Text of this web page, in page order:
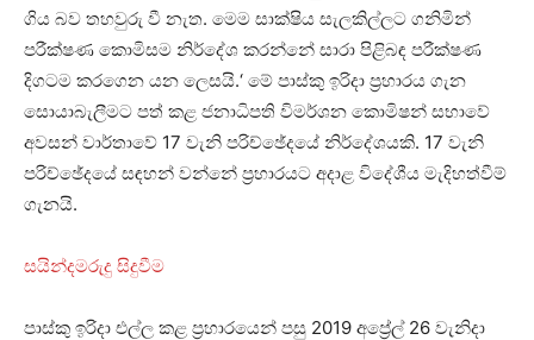
ගිය බව තහවුරු වී නැත. මෙම සාක්ෂිය සැලකිල්ලට ගනිමින්
පරීක්ෂණ කොමිසම නිර්දේශ කරන්නේ සාරා පිළිබඳ පරීක්ෂණ
දිගටම කරගෙන යන ලෙසයි.‘ මේ පාස්කු ඉරිදා ප්‍රහාරය ගැන
සොයාබැලීමට පත් කළ ජනාධිපති විමර්ශන කොමිෂන් සභාවේ
අවසන් වාර්තාවේ 17 වැනි පරිච්ඡේදයේ නිර්දේශයකි. 17 වැනි
පරිච්ඡේදයේ සඳහන් වන්නේ ප්‍රහාරයට අදාළ විදේශීය මැදිහත්වීම්
ගැනයි.
සයින්දමරුදු සිදුවීම
පාස්කු ඉරිදා එල්ල කළ ප්‍රහාරයෙන් පසු 2019 අප්‍රේල් 26 වැනිදා